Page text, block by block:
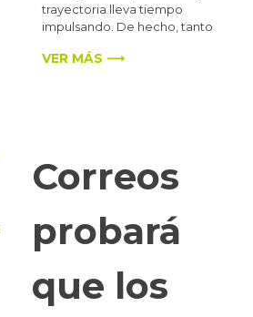
trayectoria lleva tiempo
impulsando. De hecho, tanto
VER MÁS ⟶
Correos
probará
que los